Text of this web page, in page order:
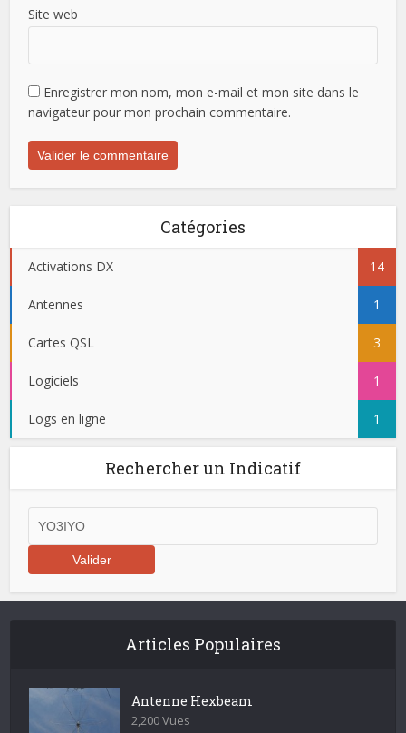
Site web
Enregistrer mon nom, mon e-mail et mon site dans le
navigateur pour mon prochain commentaire.
Catégories
Activations DX 14
Antennes 1
Cartes QSL 3
Logiciels 1
Logs en ligne 1
Rechercher un Indicatif
Articles Populaires
Antenne Hexbeam
2,200 Vues